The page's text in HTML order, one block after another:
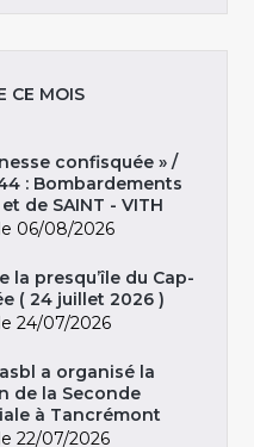
CE MOIS
confisquée » /
: Bombardements
de SAINT - VITH
le 06/08/2026
la presqu’île du Cap-
( 24 juillet 2026 )
le 24/07/2026
a organisé la
de la Seconde
à Tancrémont
le 22/07/2026